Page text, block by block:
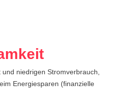
niedrigen Stromverbrauch,
Energiesparen (finanzielle